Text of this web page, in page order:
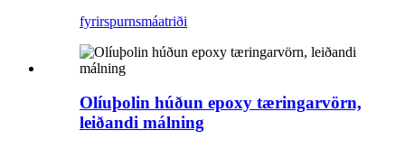
fyrirspurnsmáatriði
Olíuþolin húðun epoxy tæringarvörn,
leiðandi málning